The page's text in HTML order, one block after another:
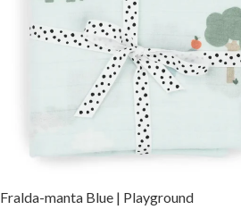
Fralda-manta Blue | Playground